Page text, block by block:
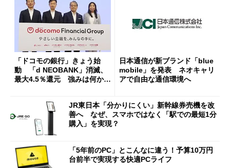
「ドコモの銀行」きょう始
動 「d NEOBANK」消滅、
最大4.5％還元 強みは何か解
日本通信が新ブランド「blue
mobile」を発表 ネオキャリ
アで自由な通信環境へ
JR東日本「分かりにくい」新幹線券売機を改
善へ なぜ、スマホではなく「駅での最短1分
購入」を実現？
「5年前のPC」とこんなに違う！予算10万円
台前半で実現する快適PCライフ